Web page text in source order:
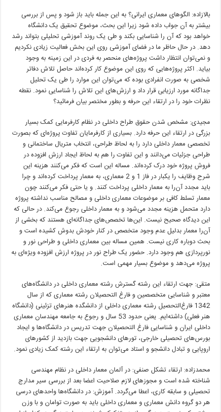
بالازاده: الگوهای معماری ایرانی؟ به این جمله باید باز شود و پس از بررسی
بیشتر به آن جواب داده شود زیرا این بحث، موضوع تحقیق یک دانشگاه
خواهد بود که آن را شناسایی بکند و طی یک روند آموزشی تحلیلی بتواند رشد
دهد. در حال حاظر ما در فضای آموزشی روی این بخش فعالیت زیادی نکردیم
و نمی‌توان انتظار داشت پروژه‌های منحصر به فردی در این زمینه به وجود
بیاید. اکثر پروژه‌هایی که روی این موضوع کار کرده‌اند حاصل تلاش دفاتر
شخصی به صورت انفرادی بوده که می‌توان این موارد را طی یک تحلیل
جداگانه مورد ارزیابی قرار داد و ارزش‌های این تلاش را شناسایی نمود. نقطه
نظرات خود را در ارتقاء این حرفه و بطور مختصر بیان فرمائید؟
مجیدی: مشخص شدن حقوق طراح داخلی در نظام کارفرمایی کمک بسیار
بزرگی در ارتقاء این حرفه دارد. بسیاری از کارفرمایان تفاوت پروژه‌ای که بصورت
تخصصی معمار داخلی دارد را به لحاظ طراحی، انتخاب متریال ساختمانی و
طراحی جزئیات می‌دانند و این تفاوت را هم به لحاظ ایجاد ارزش افزوده در
فروش پروژه خود درک کرده‌اند. مساله این است که فکر می‌کنند هزینه این
شرح وظایف را یکبار در فاز 1 و 2 معماری، به معمار پرداخت کرده‌اند و چرا
باید مجدد آن‌را به معمار داخلی پرداخت کنند. و یا حتی فکر می‌کنند چون
معمار تسلط کافی بر موضوعات معماری داخلی و مصالح مناسب نداشته پروژه
دارد متحمل هزینه مجدد می‌شود و به معمار داخلی رجوع می‌کند. در حالی که
این دیدگاه صحیح نیست. این‌ها تخصص‌های جداگانه‌ای هستند که بخشی از
آن‌را معمار بدلیل عدم وجود متخصص در کنار خودش بدوش کشیده است و
بحث دوباره کاری نیست. همین مساله بین معماری داخلی و طراحی نور و
نورپردازی هم وجود دارد. حضور یک طراح نور در پروژه ارزش افزوده ویژه‌ای به
پروژه می‌دهد و موضوع بسیار مهمی است.
متقی: جهت ارتقاء این رشته گسترش رشته معماری داخلی در دانشگاه‌های
معتبر و شناسایی متخصصین و فارغ التحصیلان رشته معماری که از سال
1342 فارغ‌التحصیل رشته معماری داخلی از دانشگده هنرهای تزئینی (دانشگاه
هنر فعلی) داشته‌ایم. یعنی حدود 53 سال و رجوع به جامعه مهندسان معماری
داخلی ایران و شناسایی فارغ التحصیلان جهت تدریس در دانشگاه‌ها و ایجاد
بورس‌های تحصیلی خارجی، تورهای دانشجویی جهت بازدید از کشورهای
اروپایی و تبادل دانشجو و استاد می‌توان به ارتقاء این رشته کمک زیادی نمود.
محمدزاده: ارتقاء تشکل صنفی: در آلمان معمار داخلی در نظام مهندسی
شناخته شده است و مجوزهای لازم صلاحیت اعضا بعد از بررسی سیر مدارج
تحصیلی و سابقه کاری، اعطا می‌گردد. آموزش: در دانشگاه‌ها واحدهای درسی
هر دو گروه دانش معماری و معماری داخلی باید به صورت توامان و با وزن